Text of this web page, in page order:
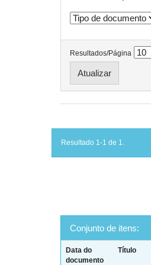
Resultados/Página
Resultado 1-1 de 1.
Conjunto de itens:
Data do
documento
Título